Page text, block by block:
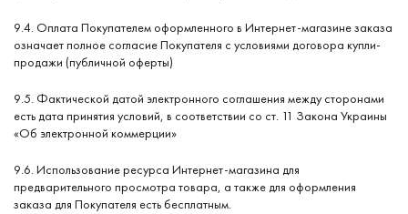
9.4. Оплата Покупателем оформленного в Интернет-магазине заказа
означает полное согласие Покупателя с условиями договора купли-
продажи (публичной оферты)
9.5. Фактической датой электронного соглашения между сторонами
есть дата принятия условий, в соответствии со ст. 11 Закона Украины
«Об электронной коммерции»
9.6. Использование ресурса Интернет-магазина для
предварительного просмотра товара, а также для оформления
заказа для Покупателя есть бесплатным.